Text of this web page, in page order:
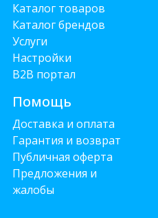
Каталог товаров
Каталог брендов
Услуги
Настройки
B2B портал
Помощь
Доставка и оплата
Гарантия и возврат
Публичная оферта
Предложения и
жалобы